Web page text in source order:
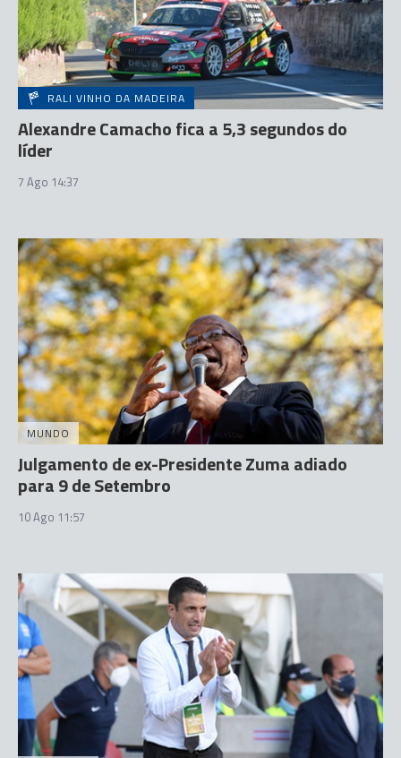
RALI VINHO DA MADEIRA
Alexandre Camacho fica a 5,3 segundos do
líder
7 Ago 14:37
MUNDO
Julgamento de ex-Presidente Zuma adiado
para 9 de Setembro
10 Ago 11:57